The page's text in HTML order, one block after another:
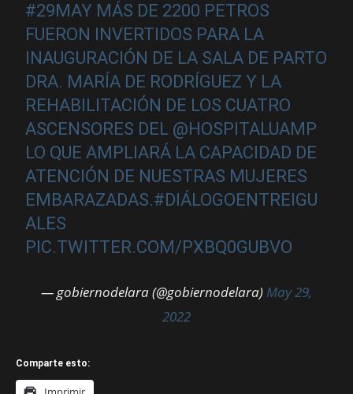
#29MAY MÁS DE 2200 PETROS
FUERON INVERTIDOS PARA LA
INAUGURACIÓN DE LA SALA DE PARTO
DRA. MARÍA DE RODRÍGUEZ Y LA
REHABILITACIÓN DE LOS CUATRO
ASCENSORES DEL @HOSPITALUAMP
LO QUE AMPLIARÁ LA CAPACIDAD DE
ATENCIÓN DE NUESTRAS MUJERES
EMBARAZADAS.#DIÁLOGOENTREIGU
ALES
PIC.TWITTER.COM/PXBQ0GUBVO
— gobiernodelara (@gobiernodelara) May 29,
2022
Comparte esto: